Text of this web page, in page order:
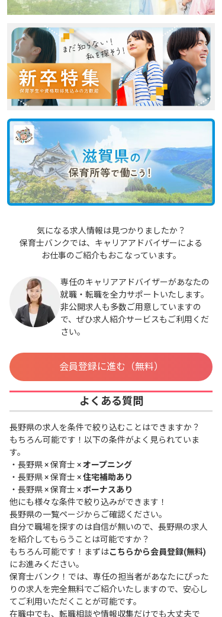
気になる求人情報は見つかりましたか？
保育士バンクでは、キャリアアドバイザーによる
お仕事のご紹介もおこなっています。
専任のキャリアアドバイザーがあなたの
就職・転職を全力サポートいたします。
非公開求人も多数ご用意していますの
で、ぜひ求人紹介サービスもご利用くだ
さい。
会員登録に進む（無料）
よくある質問
長野県の求人を条件で絞り込むことはできますか？
もちろん可能です！以下の条件がよく見られていま
す。
・ 長野県 × 保育士 ×オープニング
・ 長野県 × 保育士 ×住宅補助あり
・ 長野県 × 保育士 ×ボーナスあり
他にも様々な条件で絞り込みができます！
長野県の一覧ページからご確認ください。
自分で職場を探すのは自信が無いので、長野県の求人
を紹介してもらうことは可能ですか？
もちろん可能です！まずはこちらから会員登録(無料)
にお進みください。
保育士バンク！では、専任の担当者があなたにぴった
りの求人を完全無料でご紹介いたしますので、安心し
てご利用いただくことが可能です。
在職中でも、転職相談や情報収集だけでも大丈夫で